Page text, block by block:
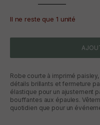
Il ne reste que 1 unité
Robe courte à imprimé
détails brillants et fermeture
élastique pour un ajustement
bouffantes aux épaules.
quotidien que pour un